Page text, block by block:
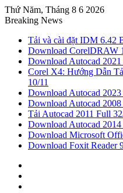
Thứ Năm, Tháng 8 6 2026
Breaking News
Tải và cài đặt IDM 6.42
Download CorelDRAW
Download Autocad
Corel X4: Hướng Dẫn
10/11
Download Autocad
Download Autocad
Tải Autocad 2011 Full
Download Autocad
Download Microsoft
Download Foxit Reader